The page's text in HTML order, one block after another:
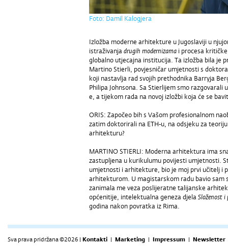
Foto: Damil Kalogjera
Izložba moderne arhitekture u Jugoslaviji u
istraživanja drugih modernizama i procesa
globalno utjecajna institucija. Ta izložba bila je
Martino Stierli, povjesničar umjetnosti s
koji nastavlja rad svojih prethodnika Barryja
Philipa Johnsona. Sa Stierlijem smo
e, a tijekom rada na novoj izložbi koja će se
ORIS: Započeo bih s Vašom profesionalnom
zatim doktorirali na ETH-u, na odsjeku za
arhitekturu?
MARTINO STIERLI: Moderna arhitektura ima
zastupljena u kurikulumu povijesti umjetnosti.
umjetnosti i arhitekture, bio je moj prvi učitelj i
arhitekturom. U magistarskom radu bavio sam
zanimala me veza poslijeratne talijanske
općenitije, intelektualna geneza djela Složenost
godina nakon povratka iz Rima.
Sva prava pridržana ©2026 | Kontakti | Marketing | Impressum | Newsletter